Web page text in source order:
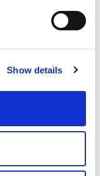
Show details
7:00 - 22:00
7:00 - 22:00
7:00 - 22:00
7:00 - 22:00
7:00 - 22:00